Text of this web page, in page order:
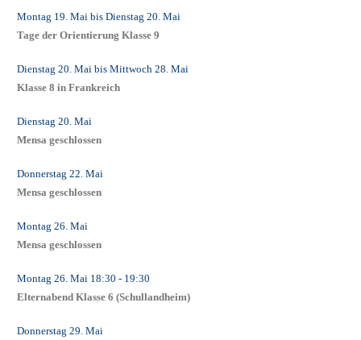
Montag 19. Mai bis Dienstag 20. Mai
Tage der Orientierung Klasse 9
Dienstag 20. Mai bis Mittwoch 28. Mai
Klasse 8 in Frankreich
Dienstag 20. Mai
Mensa geschlossen
Donnerstag 22. Mai
Mensa geschlossen
Montag 26. Mai
Mensa geschlossen
Montag 26. Mai 18:30 - 19:30
Elternabend Klasse 6 (Schullandheim)
Donnerstag 29. Mai